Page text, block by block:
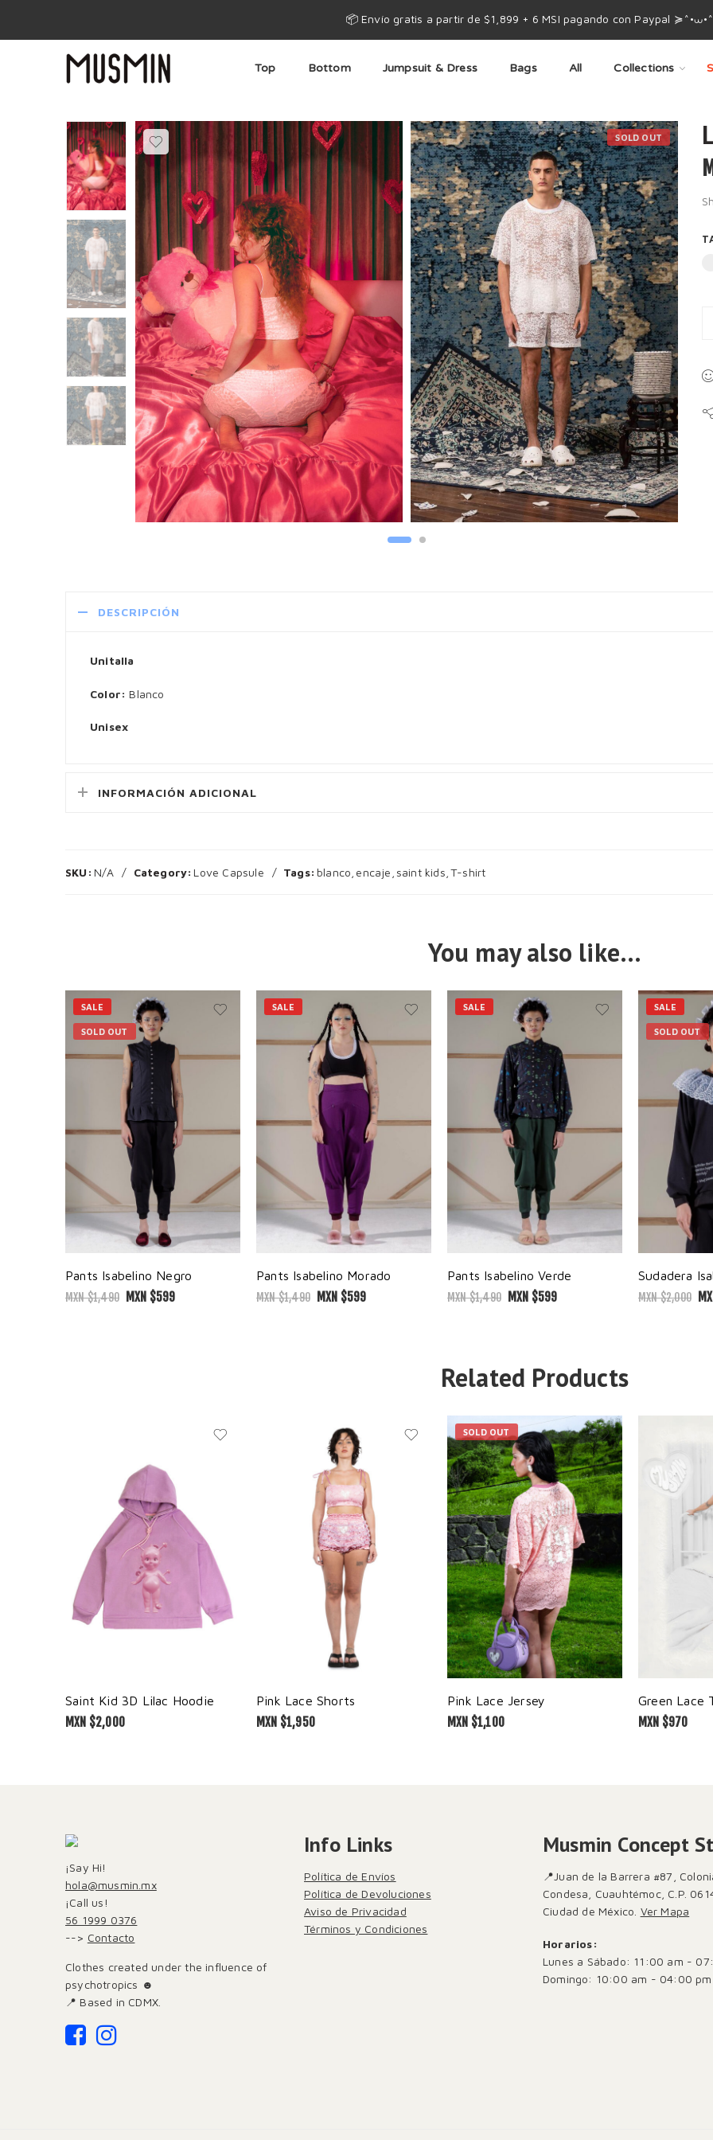
📦 Envío gratis a partir de $1,899 + 6 MSI pagando con Paypal
Top Bottom Jumpsuit & Dress Bags All Collections
SOLD OUT
DESCRIPCIÓN
Unitalla
Color: Blanco
Unisex
INFORMACIÓN ADICIONAL
SKU: N/A Category: Love Capsule Tags: blanco encaje saint kids T-shirt
You may also like…
SALE
SOLD OUT
Pants Isabelino Negro
MXN $1,490 MXN $599
SALE
Pants Isabelino Morado
MXN $1,490 MXN $599
SALE
Pants Isabelino Verde
MXN $1,490 MXN $599
SALE
SOLD OUT
Sudadera
MXN $2,000
Related Products
Saint Kid 3D Lilac Hoodie
MXN $2,000
Pink Lace Shorts
MXN $1,950
SOLD OUT
Pink Lace Jersey
MXN $1,100
Green Lace
MXN $970
¡Say Hi!
hola@musmin.mx
¡Call us!
56 1999 0376
--> Contacto
Clothes created under the influence of
psychotropics ☻
📍 Based in CDMX.
Info Links
Política de Envíos
Política de Devoluciones
Aviso de Privacidad
Términos y Condiciones
Musmin Concept
📍Juan de la Barrera #87,
Condesa, Cuauhtémoc, C.P.
Ciudad de México. Ver Mapa
Horarios:
Lunes a Sábado: 11:00 am -
Domingo: 10:00 am - 04:00 pm